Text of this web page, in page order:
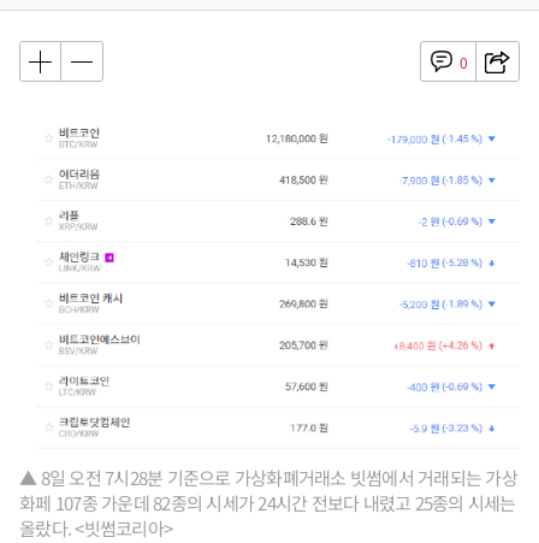
0
▲ 8일 오전 7시28분 기준으로 가상화폐거래소 빗썸에서 거래되는 가상
화페 107종 가운데 82종의 시세가 24시간 전보다 내렸고 25종의 시세는
올랐다. <빗썸코리아>